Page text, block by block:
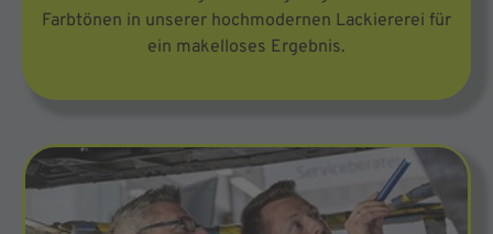
Farbtönen in unserer hochmodernen Lackiererei für
ein makelloses Ergebnis.